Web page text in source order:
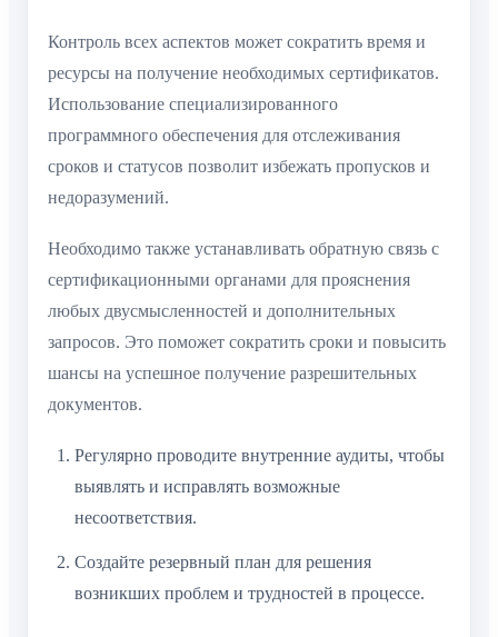
Контроль всех аспектов может сократить время и
ресурсы на получение необходимых сертификатов.
Использование специализированного
программного обеспечения для отслеживания
сроков и статусов позволит избежать пропусков и
недоразумений.
Необходимо также устанавливать обратную связь с
сертификационными органами для прояснения
любых двусмысленностей и дополнительных
запросов. Это поможет сократить сроки и повысить
шансы на успешное получение разрешительных
документов.
Регулярно проводите внутренние аудиты, чтобы
выявлять и исправлять возможные
несоответствия.
Создайте резервный план для решения
возникших проблем и трудностей в процессе.